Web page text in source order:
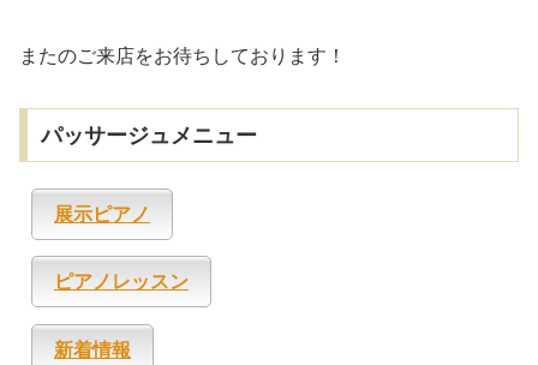
またのご来店をお待ちしております！
パッサージュメニュー
展示ピアノ
ピアノレッスン
新着情報